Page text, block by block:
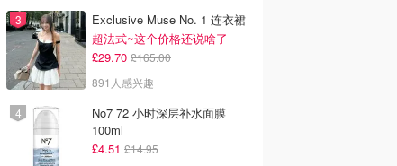
Exclusive Muse No. 1 连衣裙
超法式~这个价格还说啥了
£29.70 £165.00
891人感兴趣
No7 72 小时深层补水面膜
100ml
£4.51 £14.95